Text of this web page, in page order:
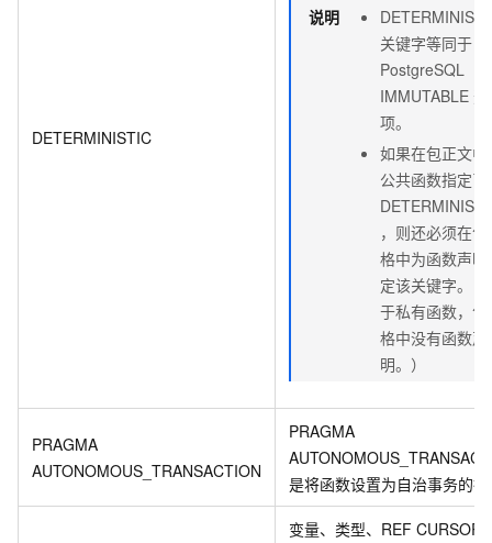
DETERMINISTIC
说明
关键字等同于
PostgreSQL
IMMUTABLE 选
项。
如果在包正文中
公共函数指定了
，则还必须在包
格中为函数声明
定该关键字。（
于私有函数，包
格中没有函数声
明。）
PRAGMA
AUTONOMOUS_TRANSACTION
PRAGMA
是将函数设置为自治事务的
变量、类型、REF CURSOR